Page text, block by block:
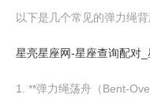
以下是几个常见的弹力绳
星亮星座网-星座查询配对
1. **弹力绳荡舟（Bent-